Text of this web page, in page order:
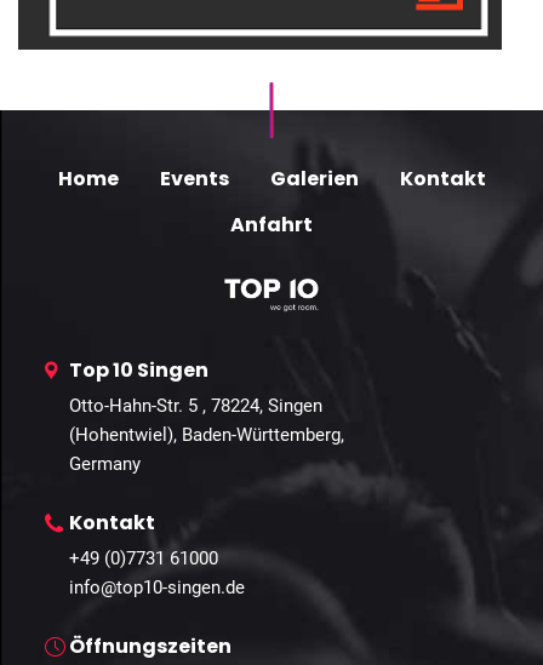
Home Events Galerien
Kontakt
Anfahrt
Top 10 Singen
Otto-Hahn-Str. 5 , 78224, Singen
(Hohentwiel), Baden-Württemberg,
Germany
Kontakt
+49 (0)7731 61000
info@top10-singen.de
Öffnungszeiten